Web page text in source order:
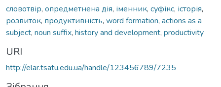
словотвір, опредметнена дія, іменник, суфікс, історія,
розвиток, продуктивність, word formation, actions as a
subject, noun suffix, history and development, productivity
URI
http://elar.tsatu.edu.ua/handle/123456789/7235